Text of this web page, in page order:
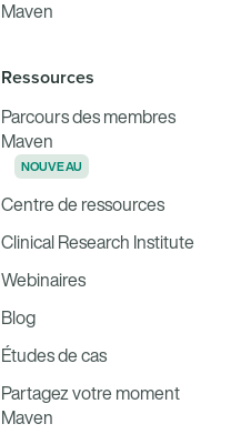
Maven
Ressources
Parcours des membres
Maven
NOUVEAU
Centre de ressources
Clinical Research Institute
Webinaires
Blog
Études de cas
Partagez votre moment
Maven